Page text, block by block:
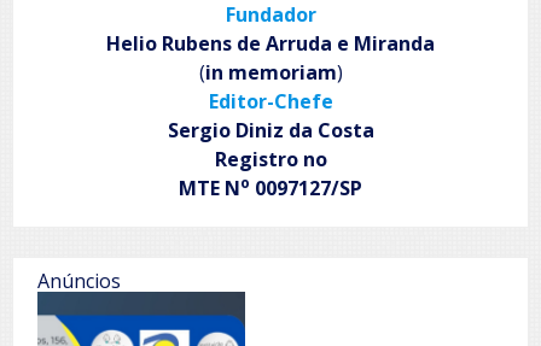
Fundador
Helio Rubens de Arruda e Miranda
(in memoriam)
Editor-Chefe
Sergio Diniz da Costa
Registro no
MTE No 0097127/SP
Anúncios